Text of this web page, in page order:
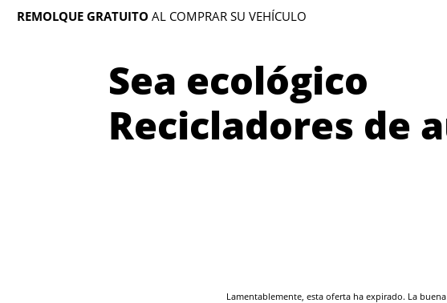
REMOLQUE GRATUITO AL COMPRAR SU VEHÍCULO
Sea ecológico
Recicladores de
Lamentablemente, esta oferta ha expirado. La